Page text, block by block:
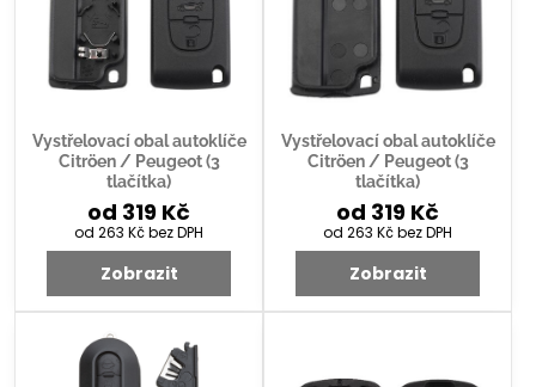
Vystřelovací obal autoklíče
Citröen / Peugeot (3
tlačítka)
od 319 Kč
od 263 Kčbez DPH
Zobrazit
Vystřelovací obal autoklíče
Citröen / Peugeot (3
tlačítka)
od 319 Kč
od 263 Kčbez DPH
Zobrazit